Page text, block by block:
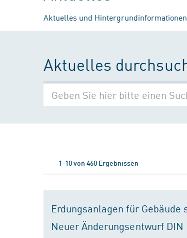
Aktuelles und
Aktuelles
1-10 von 460 Ergebnissen
Erdungsanlagen für
Neuer Änderungsentwurf